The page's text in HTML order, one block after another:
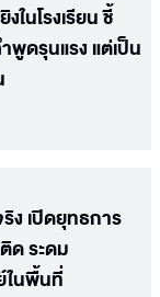
ในโรงเรียน ชี้
พูดรุนแรง แต่เป็น
ริง เปิดยุทธการ
ด ระดม
ในพื้นที่